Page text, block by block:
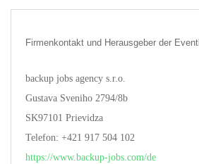
Firmenkontakt und Herausgeber der
backup jobs agency s.r.o.
Gustava Sveniho 2794/8b
SK97101 Prievidza
Telefon: +421 917 504 102
https://www.backup-jobs.com/de